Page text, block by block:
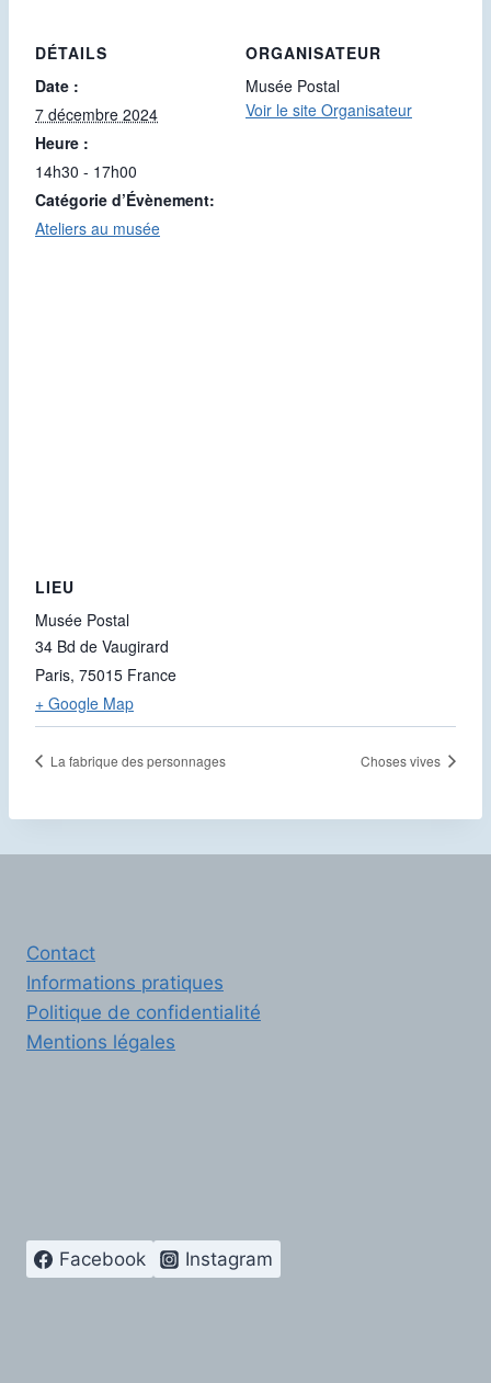
DÉTAILS
Date :
7 décembre 2024
Heure :
14h30 - 17h00
Catégorie d’Évènement:
Ateliers au musée
ORGANISATEUR
Musée Postal
Voir le site Organisateur
LIEU
Musée Postal
34 Bd de Vaugirard
Paris, 75015 France
+ Google Map
La fabrique des personnages Choses vives
Contact
Informations pratiques
Politique de confidentialité
Mentions légales
Facebook Instagram